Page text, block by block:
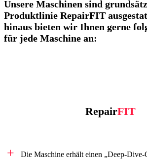
Unsere Maschinen sind
Produktlinie RepairFIT
hinaus bieten wir Ihnen gerne
für jede Maschine an:
RepairFIT
Die Maschine erhält einen „Deep-